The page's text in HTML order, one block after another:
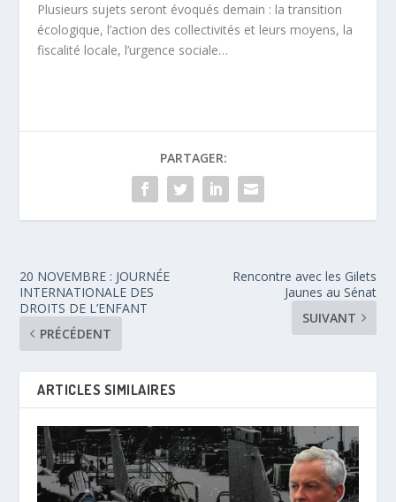
Plusieurs sujets seront évoqués demain : la transition
écologique, l’action des collectivités et leurs moyens, la
fiscalité locale, l’urgence sociale…
PARTAGER:
20 NOVEMBRE : JOURNÉE
INTERNATIONALE DES
DROITS DE L’ENFANT
PRÉCÉDENT
Rencontre avec les Gilets
Jaunes au Sénat
SUIVANT
ARTICLES SIMILAIRES